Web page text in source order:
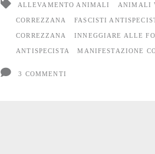
vorremmo
ALLEVAMENTO ANIMALI ANIMALI
CORREZZANA FASCISTI
CORREZZANA INNEGGIARE ALLE
ANTISPECISTA MANIFESTAZIONE
3 COMMENTI